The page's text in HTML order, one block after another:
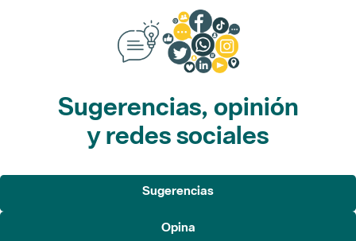
Sugerencias, opinión
y redes sociales
Sugerencias
Opina